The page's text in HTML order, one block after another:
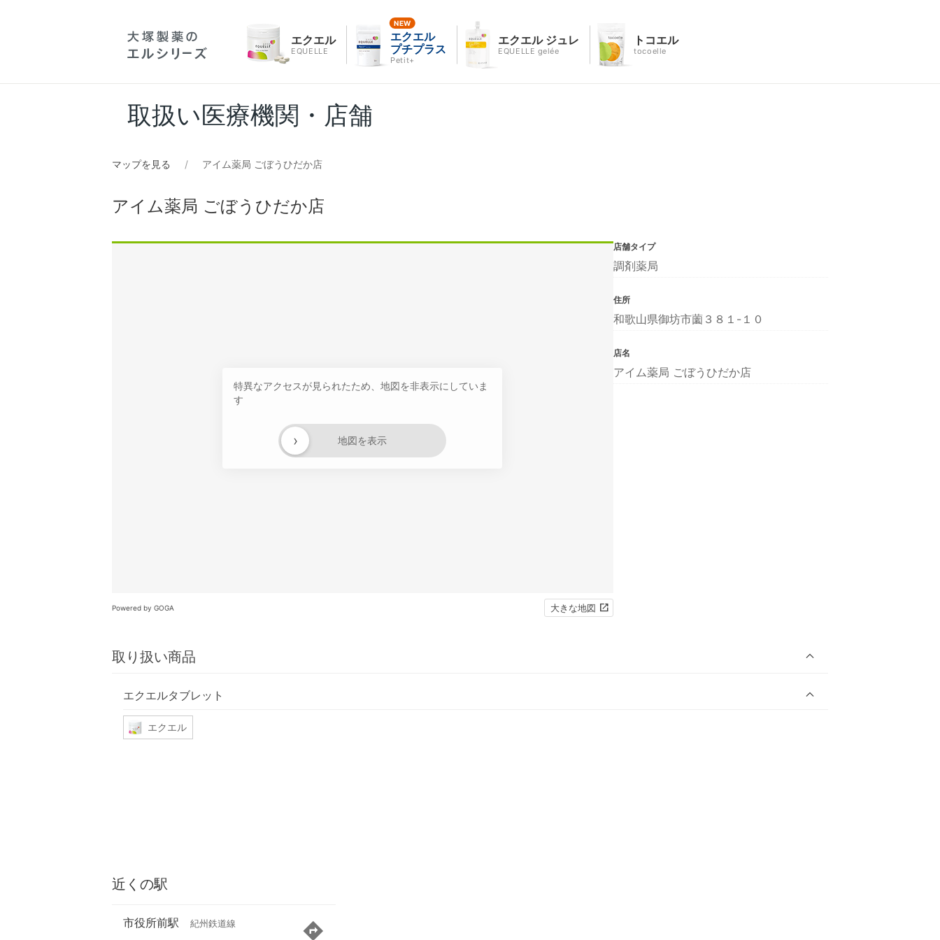
エクエル
EQUELLE
エクエル
プチプラス
Petit+
エクエル ジュレ
EQUELLE gelée
トコエル
tocoelle
取扱い医療機関・店舗
マップを見る アイム薬局 ごぼうひだか店
アイム薬局 ごぼうひだか店
特異なアクセスが見られたため、地図を非表示にしていま
す
地図を表示
›
Powered by GOGA 大きな地図
取り扱い商品
エクエルタブレット
エクエル
店舗タイプ
調剤薬局
住所
和歌山県御坊市薗３８１-１０
店名
アイム薬局 ごぼうひだか店
近くの駅
市役所前駅 紀州鉄道線